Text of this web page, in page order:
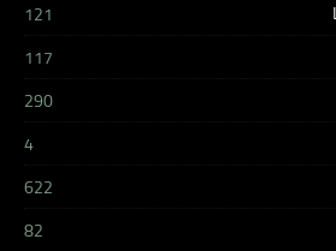
121
117
290
4
622
82